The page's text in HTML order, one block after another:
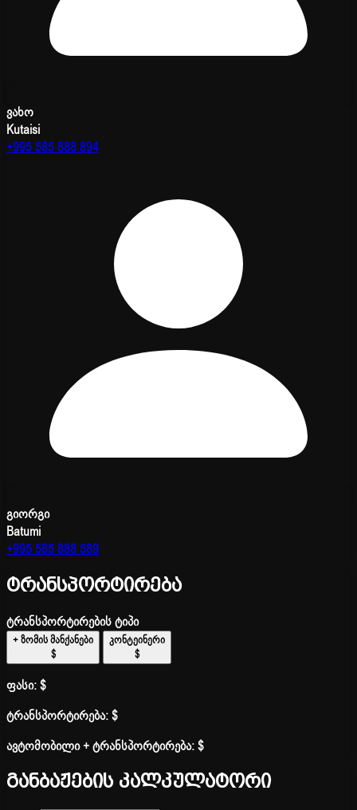
ვახო
Kutaisi
+995 585 888 894
გიორგი
Batumi
+995 585 888 589
ტრანსპორტირება
ტრანსპორტირების ტიპი
+ ზომის მანქანები
$
კონტეინერი
$
ფასი:$
ტრანსპორტირება:$
ავტომობილი + ტრანსპორტირება:$
განბაჟების კალკულატორი